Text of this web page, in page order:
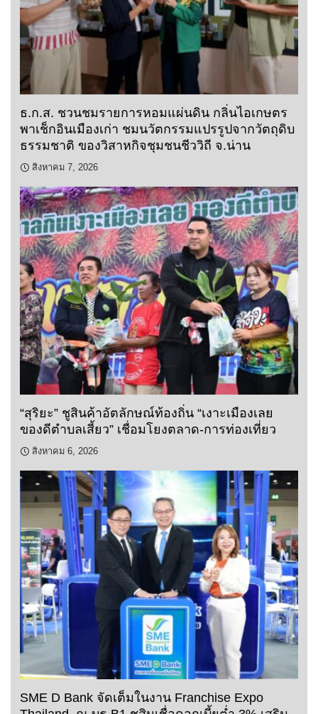
ธ.ก.ส. ชวนชมรายการหอมแผ่นดิน กลิ่นไอเกษตร
พาเช็กอินเมืองเก่า ชมนวัตกรรมแปรรูปจากวัตถุดิบ
ธรรมชาติ ของวิสาหกิจชุมชนชีววิถี จ.น่าน
สิงหาคม 7, 2026
“สุริยะ” ชูสินค้าอัตลักษณ์ท้องถิ่น “เงาะเมืองเลย
ของดีตำบลเสี้ยว” เชื่อมโยงตลาด-การท่องเที่ยว
สิงหาคม 6, 2026
SME D Bank จัดเต็มในงาน Franchise Expo